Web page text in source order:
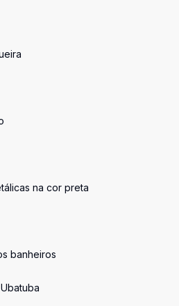
na cor preta
banheiros